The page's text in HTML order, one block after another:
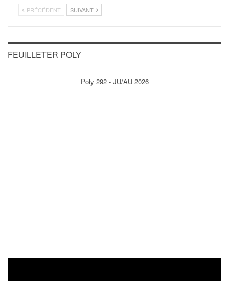
PRÉCÉDENT SUIVANT
FEUILLETER POLY
Poly 292 - JU/AU 2026